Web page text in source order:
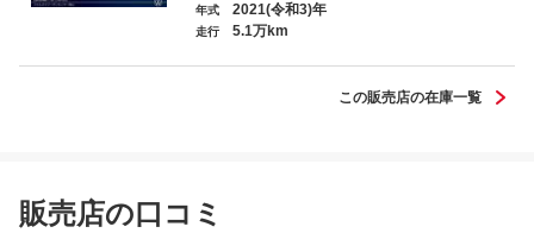
ＶＷ Ｔ－クロス ＴＳＩ アクティブ
年式 2021(令和3)年
走行 5.1万km
この販売店の在庫一覧
販売店の口コミ